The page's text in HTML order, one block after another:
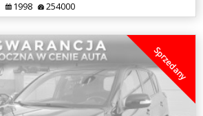
1998 254000
Sprzedany